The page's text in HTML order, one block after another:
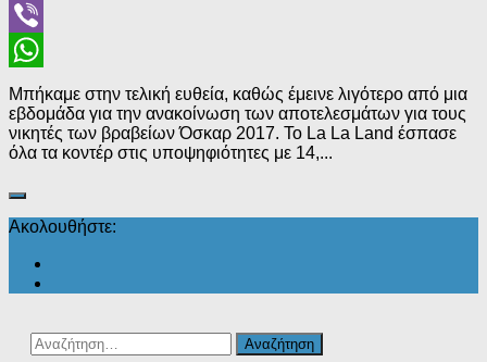
Messenger
Viber
WhatsApp
Μπήκαμε στην τελική ευθεία, καθώς έμεινε λιγότερο από μια
εβδομάδα για την ανακοίνωση των αποτελεσμάτων για τους
νικητές των βραβείων Όσκαρ 2017. Το La La Land έσπασε
όλα τα κοντέρ στις υποψηφιότητες με 14,...
Ακολουθήστε:
Αναζήτηση